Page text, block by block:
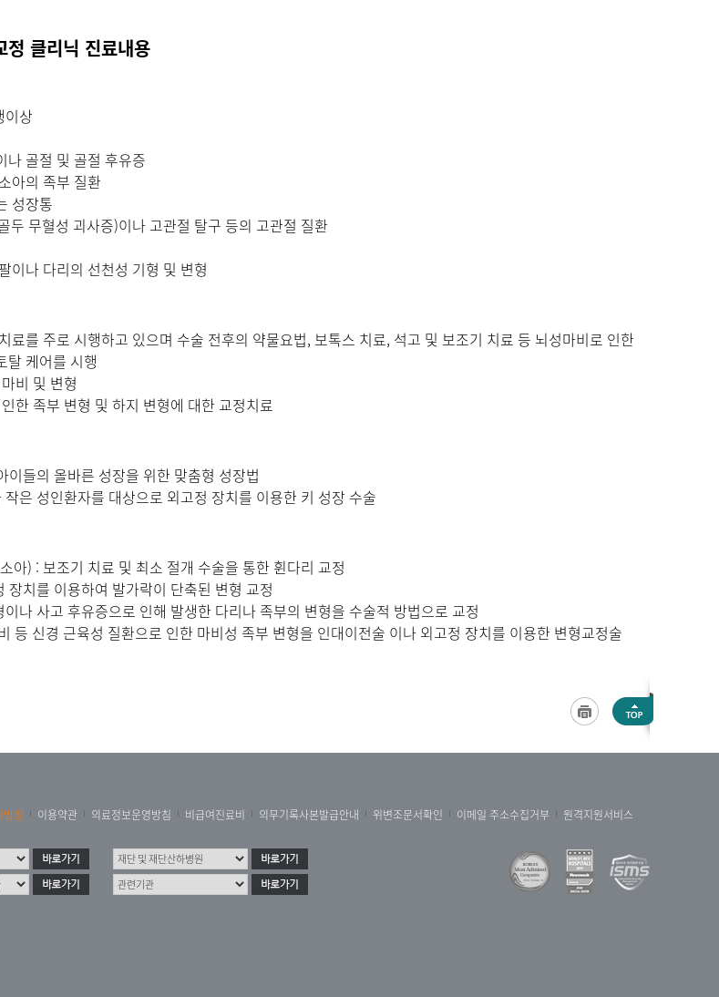
정 클리닉 진료내용
이상
나 골절 및 골절 후유증
아의 족부 질환
성장통
두 무혈성 괴사증)이나 고관절 탈구 등의 고관절 질환
이나 다리의 선천성 기형 및 변형
료를 주로 시행하고 있으며 수술 전후의 약물요법, 보톡스 치료, 석고 및 보조기 치료 등 뇌성마비로 인한
탈 케어를 시행
비 및 변형
한 족부 변형 및 하지 변형에 대한 교정치료
이들의 올바른 성장을 위한 맞춤형 성장법
은 성인환자를 대상으로 외고정 장치를 이용한 키 성장 수술
아) : 보조기 치료 및 최소 절개 수술을 통한 휜다리 교정
장치를 이용하여 발가락이 단축된 변형 교정
나 사고 후유증으로 인해 발생한 다리나 족부의 변형을 수술적 방법으로 교정
등 신경 근육성 질환으로 인한 마비성 족부 변형을 인대이전술 이나 외고정 장치를 이용한 변형교정술
방침 이용약관 의료정보운영방침 비급여진료비 의무기록사본발급안내 위변조문서확인 이메일 주소수집거부 원격지원서비스